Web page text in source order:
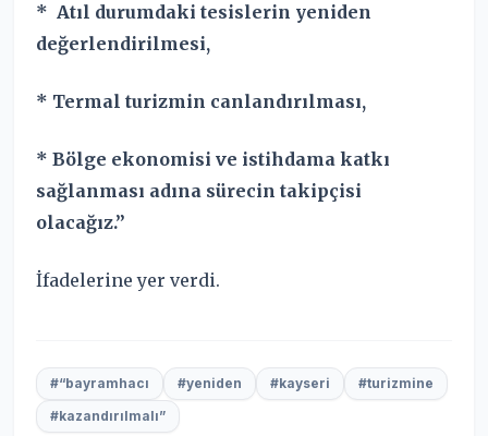
* Atıl durumdaki tesislerin yeniden
değerlendirilmesi,
* Termal turizmin canlandırılması,
* Bölge ekonomisi ve istihdama katkı
sağlanması adına sürecin takipçisi
olacağız.”
İfadelerine yer verdi.
#“bayramhacı #yeniden #kayseri
#turizmine
#kazandırılmalı”